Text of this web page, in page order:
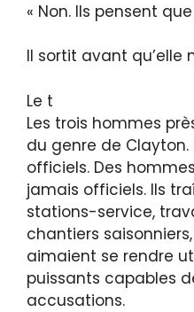
« Non. Ils pensent
Il sortit avant qu’elle
Le t
Les trois hommes
du genre de Clayton.
officiels. Des
jamais officiels. Ils
stations-service,
chantiers
aimaient se rendre
puissants capables
accusations.